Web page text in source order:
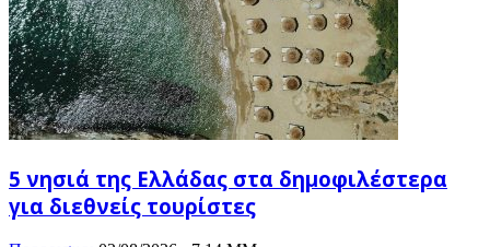
5 νησιά της Ελλάδας στα δημοφιλέστερα
για διεθνείς τουρίστες